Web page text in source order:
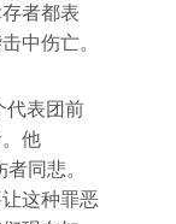
者都表
中伤亡。
代表团前
他
同悲。
这种罪恶